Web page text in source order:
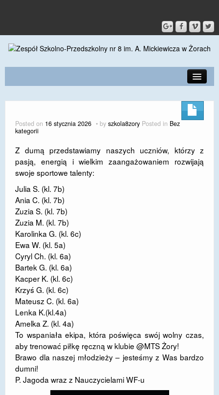
KONTAKT
DLA RODZICÓW I UCZNIÓW
DLA PRACOWNIKÓW
GALERIA
SPORT
DOSTĘPNOŚĆ
POLITYKA PRYWATNOŚCI
RODO
EGZAMIN ÓSMOKLASISTY
STANDARDY OCHRONY MAŁOLETNICH
PROJEKT ,,SZKOŁY Z JAKOŚCIĄ – ROZWÓJ
KSZTAŁCENIA OGÓLNEGO NA TERENIE MIASTA
ŻORY”
REKRUTACJA 2026/2027
mLegitymacja
Posted on 16 stycznia 2026 by szkola8zory Posted in Bez
kategorii
Z dumą przedstawiamy naszych uczniów, którzy z
pasją, energią i wielkim zaangażowaniem rozwijają
swoje sportowe talenty:
Julia S. (kl. 7b)
Ania C. (kl. 7b)
Zuzia S. (kl. 7b)
Zuzia M. (kl. 7b)
Karolinka G. (kl. 6c)
Ewa W. (kl. 5a)
Cyryl Ch. (kl. 6a)
Bartek G. (kl. 6a)
Kacper K. (kl. 6c)
Krzyś G. (kl. 6c)
Mateusz C. (kl. 6a)
Lenka K.(kl.4a)
Amelka Z. (kl. 4a)
To wspaniała ekipa, która poświęca swój wolny czas,
aby trenować piłkę ręczną w klubie @MTS Żory!
Brawo dla naszej młodzieży – jesteśmy z Was bardzo
dumni!
P. Jagoda wraz z Nauczycielami WF-u